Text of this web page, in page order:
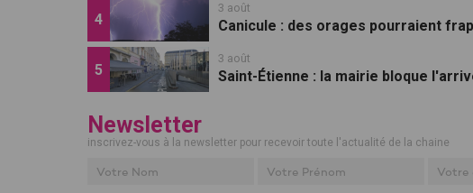
3 août
Canicule : des orages pourraient
3 août
Saint-Étienne : la mairie bloque
Newsletter
inscrivez-vous à la newsletter pour recevoir toute l'actualité de la chaine